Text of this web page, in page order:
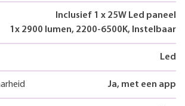
Inclusief 1 x 25W Led paneel
1x 2900 lumen, 2200-6500K, Instelbaar
Led
Ja, met een app